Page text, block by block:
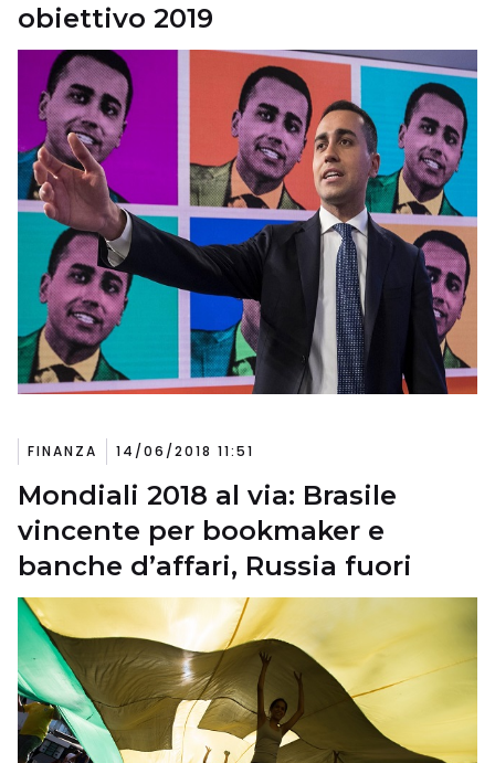
obiettivo 2019
FINANZA 14/06/2018 11:51
Mondiali 2018 al via: Brasile
vincente per bookmaker e
banche d’affari, Russia fuori